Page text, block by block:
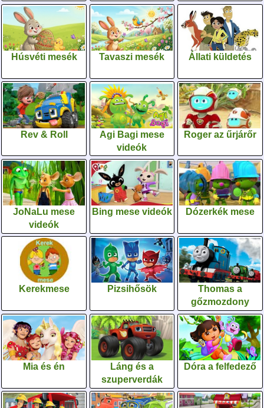
Húsvéti mesék Tavaszi mesék Állati küldetés
Rev & Roll
Agi Bagi mese
videók
Roger az űrjárőr
JoNaLu mese
videók
Bing mese videók Dózerkék mese
Kerekmese Pizsihősök
Thomas a
gőzmozdony
Mia és én
Láng és a
szuperverdák
Dóra a felfedező